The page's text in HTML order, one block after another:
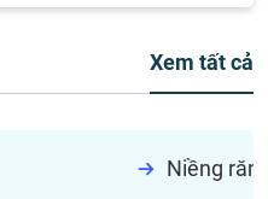
Xem tất cả
Niềng